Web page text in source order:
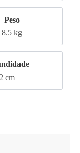
Peso
8.5 kg
cm